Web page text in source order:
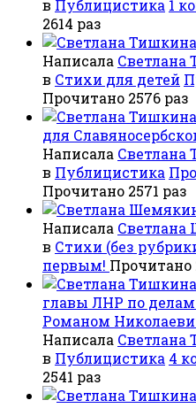
в Публицистика 1
2614 раз
Написала Светлана
в Стихи для детей
Прочитано 2576 раз
для
Написала Светлана
в Публицистика
Прочитано 2571 раз
Написала
в Стихи (без
первым! Прочитано
главы ЛНР по
Романом
Написала Светлана
в Публицистика 4
2541 раз